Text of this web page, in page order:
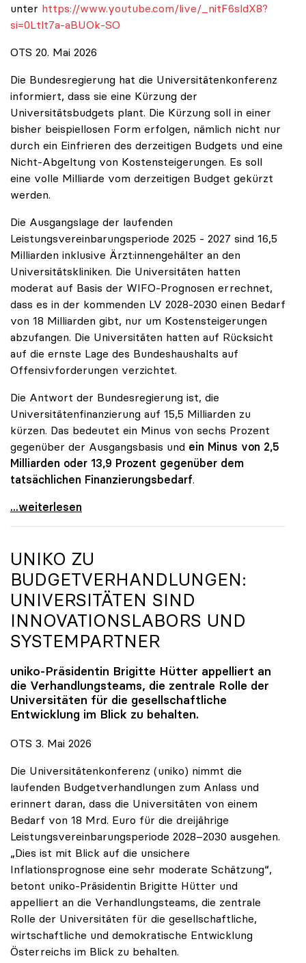
unter https://www.youtube.com/live/_nitF6sldX8?
si=0Ltlt7a-aBUOk-SO
OTS 20. Mai 2026
Die Bundesregierung hat die Universitätenkonferenz
informiert, dass sie eine Kürzung der
Universitätsbudgets plant. Die Kürzung soll in einer
bisher beispiellosen Form erfolgen, nämlich nicht nur
durch ein Einfrieren des derzeitigen Budgets und eine
Nicht-Abgeltung von Kostensteigerungen. Es soll
eine volle Milliarde vom derzeitigen Budget gekürzt
werden.
Die Ausgangslage der laufenden
Leistungsvereinbarungsperiode 2025 - 2027 sind 16,5
Milliarden inklusive Ärzt:innengehälter an den
Universitätskliniken. Die Universitäten hatten
moderat auf Basis der WIFO-Prognosen errechnet,
dass es in der kommenden LV 2028-2030 einen Bedarf
von 18 Milliarden gibt, nur um Kostensteigerungen
abzufangen. Die Universitäten hatten auf Rücksicht
auf die ernste Lage des Bundeshaushalts auf
Offensivforderungen verzichtet.
Die Antwort der Bundesregierung ist, die
Universitätenfinanzierung auf 15,5 Milliarden zu
kürzen. Das bedeutet ein Minus von sechs Prozent
gegenüber der Ausgangsbasis und ein Minus von 2,5
Milliarden oder 13,9 Prozent gegenüber dem
tatsächlichen Finanzierungsbedarf.
\"Österreich ist für die heimischen Universitäten
...weiterlesen
UNIKO ZU
BUDGETVERHANDLUNGEN:
UNIVERSITÄTEN SIND
INNOVATIONSLABORS UND
SYSTEMPARTNER
uniko-Präsidentin Brigitte Hütter appelliert an
die Verhandlungsteams, die zentrale Rolle der
Universitäten für die gesellschaftliche
Entwicklung im Blick zu behalten.
OTS 3. Mai 2026
Die Universitätenkonferenz (uniko) nimmt die
laufenden Budgetverhandlungen zum Anlass und
erinnert daran, dass die Universitäten von einem
Bedarf von 18 Mrd. Euro für die dreijährige
Leistungsvereinbarungsperiode 2028–2030 ausgehen.
„Dies ist mit Blick auf die unsichere
Inflationsprognose eine sehr moderate Schätzung“,
betont uniko-Präsidentin Brigitte Hütter und
appelliert an die Verhandlungsteams, die zentrale
Rolle der Universitäten für die gesellschaftliche,
wirtschaftliche und demokratische Entwicklung
Österreichs im Blick zu behalten.